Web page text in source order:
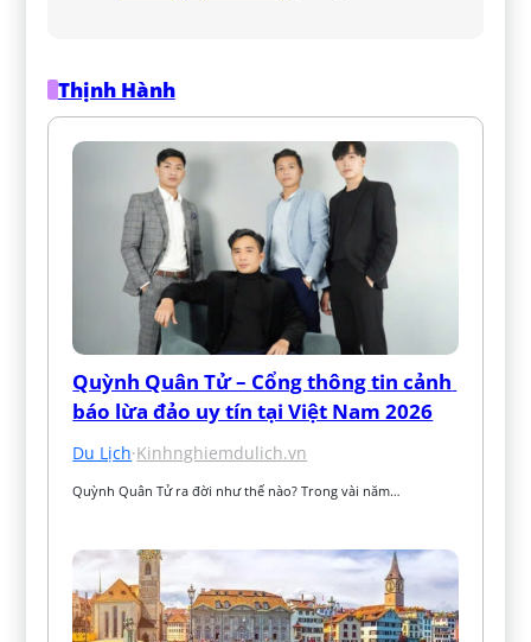
Thịnh Hành
Quỳnh Quân Tử – Cổng thông tin cảnh
báo lừa đảo uy tín tại Việt Nam 2026
Du Lịch·Kinhnghiemdulich.vn
Quỳnh Quân Tử ra đời như thế nào? Trong vài năm…